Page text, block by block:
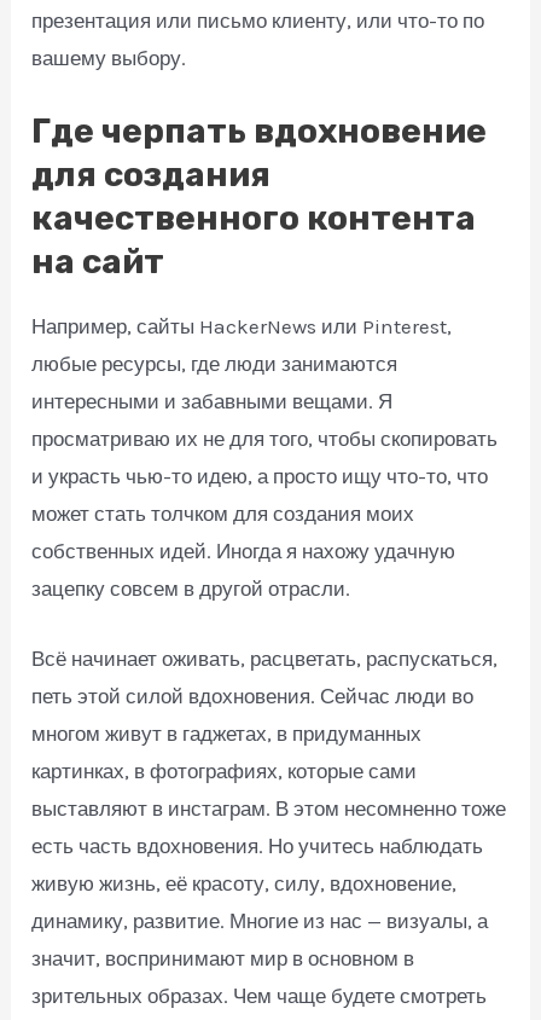
презентация или письмо клиенту, или что-то по
вашему выбору.
Где черпать вдохновение
для создания
качественного контента
на сайт
Например, сайты HackerNews или Pinterest,
любые ресурсы, где люди занимаются
интересными и забавными вещами. Я
просматриваю их не для того, чтобы скопировать
и украсть чью-то идею, а просто ищу что-то, что
может стать толчком для создания моих
собственных идей. Иногда я нахожу удачную
зацепку совсем в другой отрасли.
Всё начинает оживать, расцветать, распускаться,
петь этой силой вдохновения. Сейчас люди во
многом живут в гаджетах, в придуманных
картинках, в фотографиях, которые сами
выставляют в инстаграм. В этом несомненно тоже
есть часть вдохновения. Но учитесь наблюдать
живую жизнь, её красоту, силу, вдохновение,
динамику, развитие. Многие из нас — визуалы, а
значит, воспринимают мир в основном в
зрительных образах. Чем чаще будете смотреть